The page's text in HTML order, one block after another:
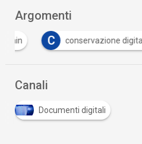
Argomenti
C conservazione
Canali
Documenti digitali